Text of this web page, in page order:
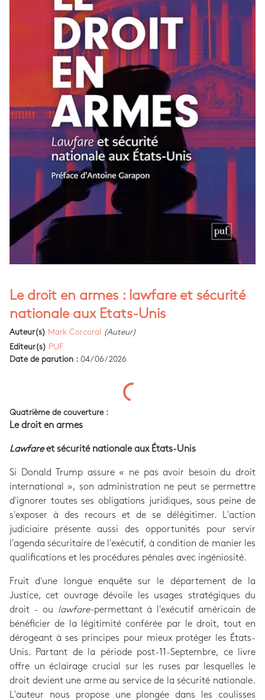
Le droit en armes : lawfare et sécurité
nationale aux Etats-Unis
Auteur(s) Mark Corcoral
(Auteur)
Editeur(s) PUF
Date de parution : 04/06/2026
Quatrième de couverture :
Le droit en armes
Lawfareet sécurité nationale aux États-Unis
Si Donald Trump assure « ne pas avoir besoin du droit
international », son administration ne peut se permettre
d'ignorer toutes ses obligations juridiques, sous peine de
s'exposer à des recours et de se délégitimer. L'action
judiciaire présente aussi des opportunités pour servir
l'agenda sécuritaire de l'exécutif, à condition de manier les
qualifications et les procédures pénales avec ingéniosité.
Fruit d'une longue enquête sur le département de la
Justice, cet ouvrage dévoile les usages stratégiques du
droit - ou lawfare-permettant à l'exécutif américain de
bénéficier de la légitimité conférée par le droit, tout en
dérogeant à ses principes pour mieux protéger les États-
Unis. Partant de la période post-11-Septembre, ce livre
offre un éclairage crucial sur les ruses par lesquelles le
droit devient une arme au service de la sécurité nationale.
L'auteur nous propose une plongée dans les coulisses